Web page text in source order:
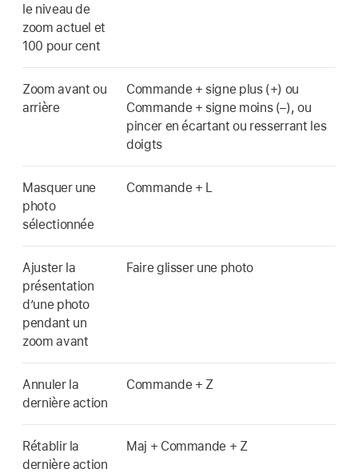
le niveau de
zoom actuel et
100 pour cent
Zoom avant ou
arrière
Commande + signe plus (+) ou
Commande + signe moins (–), ou
pincer en écartant ou resserrant les
doigts
Masquer une
photo
sélectionnée
Commande + L
Ajuster la
présentation
d’une photo
pendant un
zoom avant
Faire glisser une photo
Annuler la
dernière action
Commande + Z
Rétablir la
dernière action
Maj + Commande + Z